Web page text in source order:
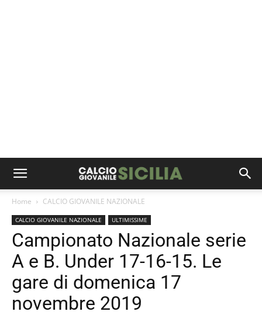
Home CALCIO GIOVANILE NAZIONALE
CALCIO GIOVANILE NAZIONALE ULTIMISSIME
Campionato Nazionale serie
A e B. Under 17-16-15. Le
gare di domenica 17
novembre 2019